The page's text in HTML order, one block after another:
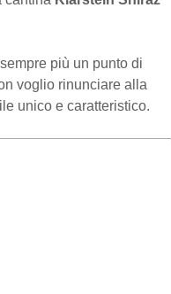
più un punto di
voglio rinunciare alla
unico e caratteristico.